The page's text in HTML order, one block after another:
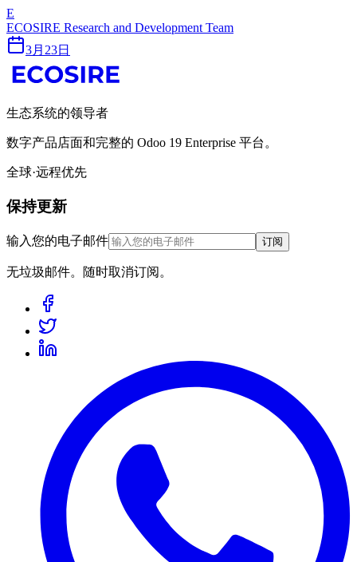
E
ECOSIRE Research and Development Team
3月23日
生态系统的领导者
数字产品店面和完整的 Odoo 19 Enterprise 平台。
全球·远程优先
保持更新
输入您的电子邮件 订阅
无垃圾邮件。随时取消订阅。